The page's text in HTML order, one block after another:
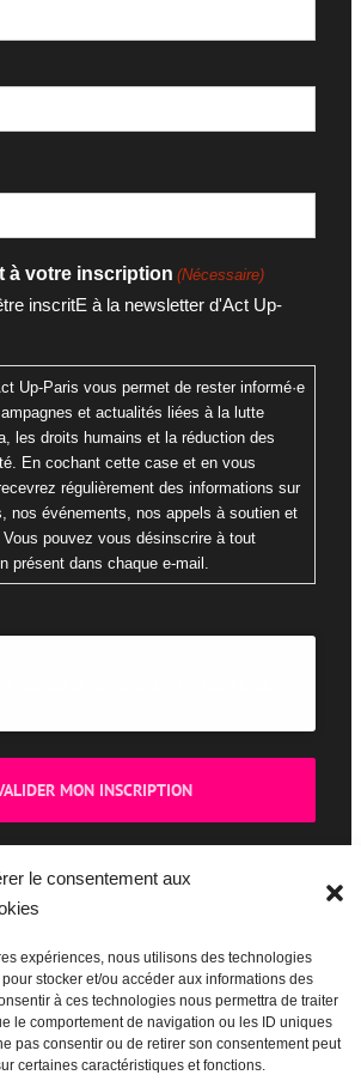
le consentement aux
expériences, nous utilisons des technologies
stocker et/ou accéder aux informations des
à ces technologies nous permettra de traiter
le comportement de navigation ou les ID uniques
pas consentir ou de retirer son consentement peut
certaines caractéristiques et fonctions.
à votre inscription (Nécessaire)
inscritE à la newsletter d'Act Up-
Up-Paris vous permet de rester informé·e
et actualités liées à la lutte
les droits humains et la réduction des
En cochant cette case et en vous
régulièrement des informations sur
nos événements, nos appels à soutien et
pouvez vous désinscrire à tout
présent dans chaque e-mail.
accepter la validation reCaptcha.